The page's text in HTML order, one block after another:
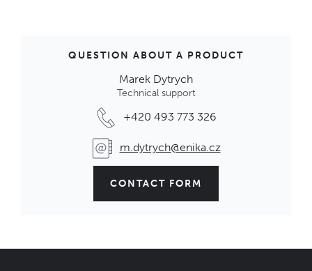
QUESTION ABOUT A PRODUCT
Marek Dytrych
Technical support
+420 493 773 326
m.dytrych@enika.cz
CONTACT FORM